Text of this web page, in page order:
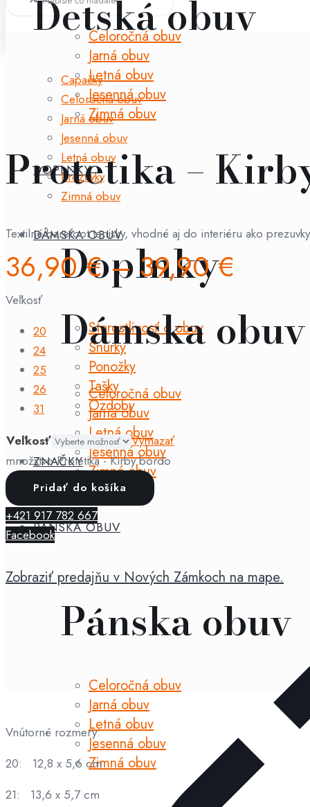
Celoročná obuv
Jarná obuv
Letná obuv
Jesenná obuv
Zimná obuv
DOPLNKY
Doplnky
Starostlivosť o obuv
Šnúrky
Ponožky
Tašky
Ozdoby
ZNAČKY
Detská obuv
Capačky
Celoročná obuv
Jarná obuv
Jesenná obuv
Letná obuv
Prezuvky
Zimná obuv
DÁMSKA OBUV
Dámska obuv
Celoročná obuv
Jarná obuv
Letná obuv
Jesenná obuv
Zimná obuv
PÁNSKA OBUV
Pánska obuv
Celoročná obuv
Jarná obuv
Letná obuv
Jesenná obuv
Zimná obuv
Protetika –
Textilné barefoot tenisky, vhodné aj do interiéru ako
36,90€–39,90€
Veľkosť
20
24
25
26
31
Veľkosť
Vymazať
množstvo Protetika - Kirby bordo
Pridať do košíka
+421 917 782 667
Facebook
Zobraziť predajňu v Nových Zámkoch na mape.
Vnútorné rozmery:
20: 12,8 x 5,6 cm
21: 13,6 x 5,7 cm